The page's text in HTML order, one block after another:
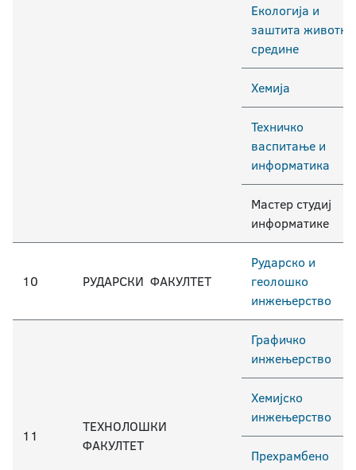
Екологија и
заштита животне
средине
Хемија
Техничко
васпитање и
информатика
Мастер студиј
информатике
10 РУДАРСКИ ФАКУЛТЕТ
Рударско и
геолошко
инжењерство
11
ТЕХНОЛОШКИ
ФАКУЛТЕТ
Графичко
инжењерство
Хемијско
инжењерство
Прехрамбено